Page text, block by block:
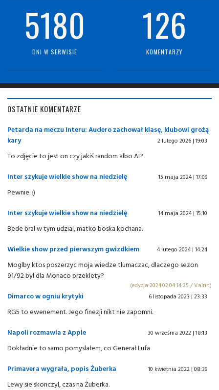
5180
DNI W SERWISIE
126
KOMENTARZY
OSTATNIE KOMENTARZE
Petarda na meczu Interu: Audero zachował klasę, klubowi grożą
kary
2 lutego 2026 | 19:03
To zdjęcie to jest on czy jakiś random albo AI?
Inter szykuje wielkie show na niedzielę
15 maja 2024 | 17:09
Pewnie. :)
Inter szykuje wielkie show na niedzielę
14 maja 2024 | 15:10
Bede bral w tym udzial, matko boska kochana.
Wielkie show przed pierwszym gwizdkiem
4 lutego 2024 | 14:24
Moglby ktos poszerzyc moja wiedze tlumaczac, dlaczego sezon
91/92 byl dla Monaco przeklety?
(edycja 2024.02.04 14:25 / Valrin)
Dimarco w ogniu krytyki 6 listopada 2023 | 23:33
RG5 to ewenement. Jego finezji nikt nie zapomni.
Napoli rozmawia z Apple
30 września 2022 | 18:13
Dokładnie to samo pomyslałem, co Generał Lufa
Primavera wygrała, popis Żuberka
10 kwietnia 2022 | 08:39
Lewy sie skonczyl, czas na Żuberka.